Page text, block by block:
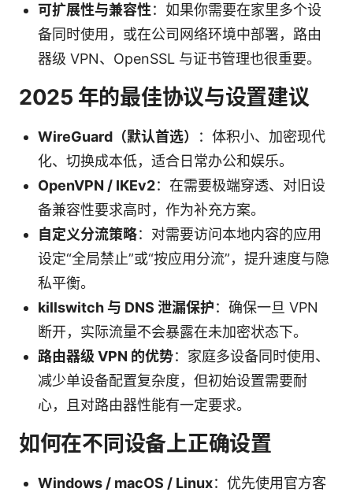
可扩展性与兼容性：如果你需要在家里多个设
备同时使用，或在公司网络环境中部署，路由
器级 VPN、OpenSSL 与证书管理也很重要。
2025 年的最佳协议与设置建议
WireGuard（默认首选）
：体积小、加密现代
化、切换成本低，适合日常办公和娱乐。
OpenVPN / IKEv2：在需要极端穿透、对旧设
备兼容性要求高时，作为补充方案。
自定义分流策略：对需要访问本地内容的应用
设定“全局禁止”或“按应用分流”，提升速度与隐
私平衡。
killswitch 与 DNS 泄漏保护：确保一旦 VPN
断开，实际流量不会暴露在未加密状态下。
路由器级 VPN 的优势：家庭多设备同时使用、
减少单设备配置复杂度，但初始设置需要耐
心，且对路由器性能有一定要求。
如何在不同设备上正确设置
Windows / macOS / Linux：优先使用官方客